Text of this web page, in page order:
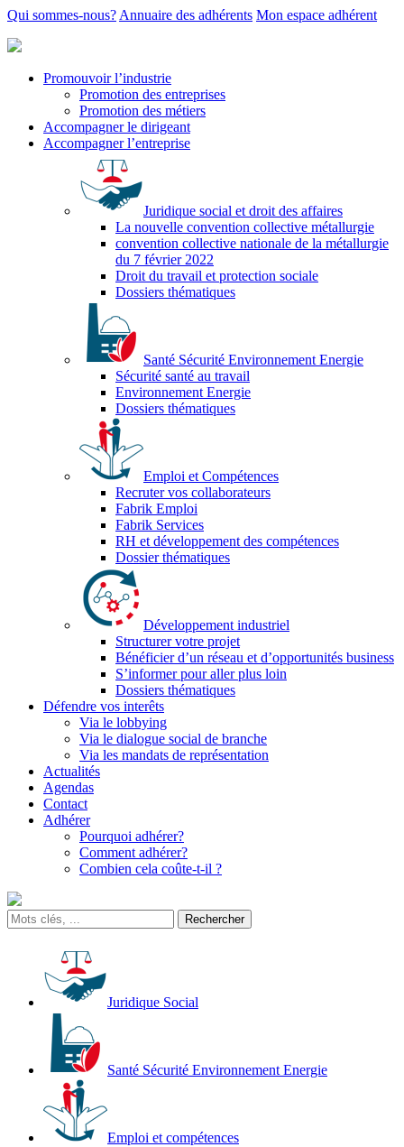
Qui sommes-nous? Annuaire des adhérents Mon espace adhérent
Promouvoir l’industrie
Promotion des entreprises
Promotion des métiers
Accompagner le dirigeant
Accompagner l’entreprise
Juridique social et droit des affaires
La nouvelle convention collective métallurgie
convention collective nationale de la métallurgie
du 7 février 2022
Droit du travail et protection sociale
Dossiers thématiques
Santé Sécurité Environnement Energie
Sécurité santé au travail
Environnement Energie
Dossiers thématiques
Emploi et Compétences
Recruter vos collaborateurs
Fabrik Emploi
Fabrik Services
RH et développement des compétences
Dossier thématiques
Développement industriel
Structurer votre projet
Bénéficier d’un réseau et d’opportunités business
S’informer pour aller plus loin
Dossiers thématiques
Défendre vos interêts
Via le lobbying
Via le dialogue social de branche
Via les mandats de représentation
Actualités
Agendas
Contact
Adhérer
Pourquoi adhérer?
Comment adhérer?
Combien cela coûte-t-il ?
Juridique Social
Santé Sécurité Environnement Energie
Emploi et compétences